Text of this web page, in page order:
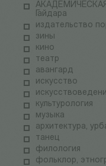
АКАДЕМИЧЕСКАЯ
Гайдара
издательство
зины
кино
театр
авангард
искусство
культурология
музыка
архитектура,
танец
филология
фольклор,